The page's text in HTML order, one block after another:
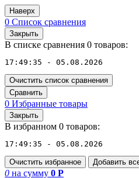
Наверх
0 Список сравнения
Закрыть
В списке сравнения 0 товаров:
17:49:35 - 05.08.2026
Очистить список сравнения
Сравнить
0 Избранные товары
Закрыть
В избранном 0 товаров:
17:49:35 - 05.08.2026
Очистить избранное Добавить
0 на сумму 0 Р